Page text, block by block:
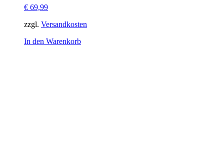
€ 69,99
zzgl. Versandkosten
In den Warenkorb